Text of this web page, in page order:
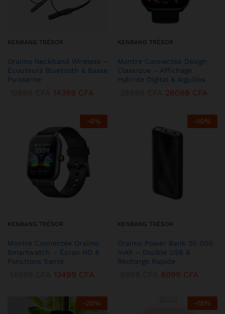
KENBANG TRÉSOR
Oraimo Neckband Wireless –
Écouteurs Bluetooth à Basse
Puissante
14399 CFA
KENBANG TRÉSOR
Montre Connectée Design
Classique – Affichage
Hybride Digital & Aiguilles
26099 CFA
-6%
KENBANG TRÉSOR
Montre Connectée Oraimo
Smartwatch – Écran HD &
Fonctions Santé
13499 CFA
-10%
KENBANG TRÉSOR
Oraimo Power Bank 20 000
mAh – Double USB &
Recharge Rapide
8099 CFA
-20% -18%